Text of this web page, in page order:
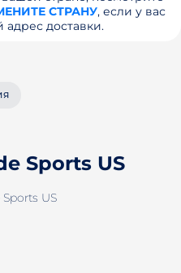
СТРАНУ, если у вас
адрес доставки.
Sports US
US